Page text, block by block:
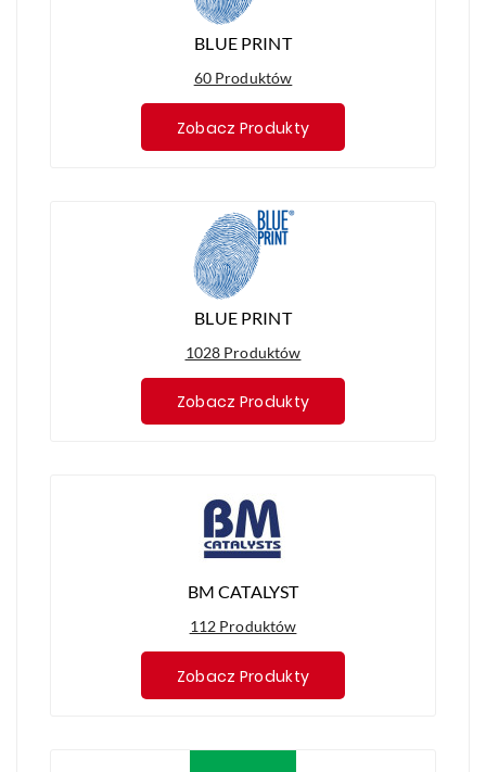
BLUE PRINT
60 Produktów
Zobacz Produkty
BLUE PRINT
1028 Produktów
Zobacz Produkty
BM CATALYST
112 Produktów
Zobacz Produkty